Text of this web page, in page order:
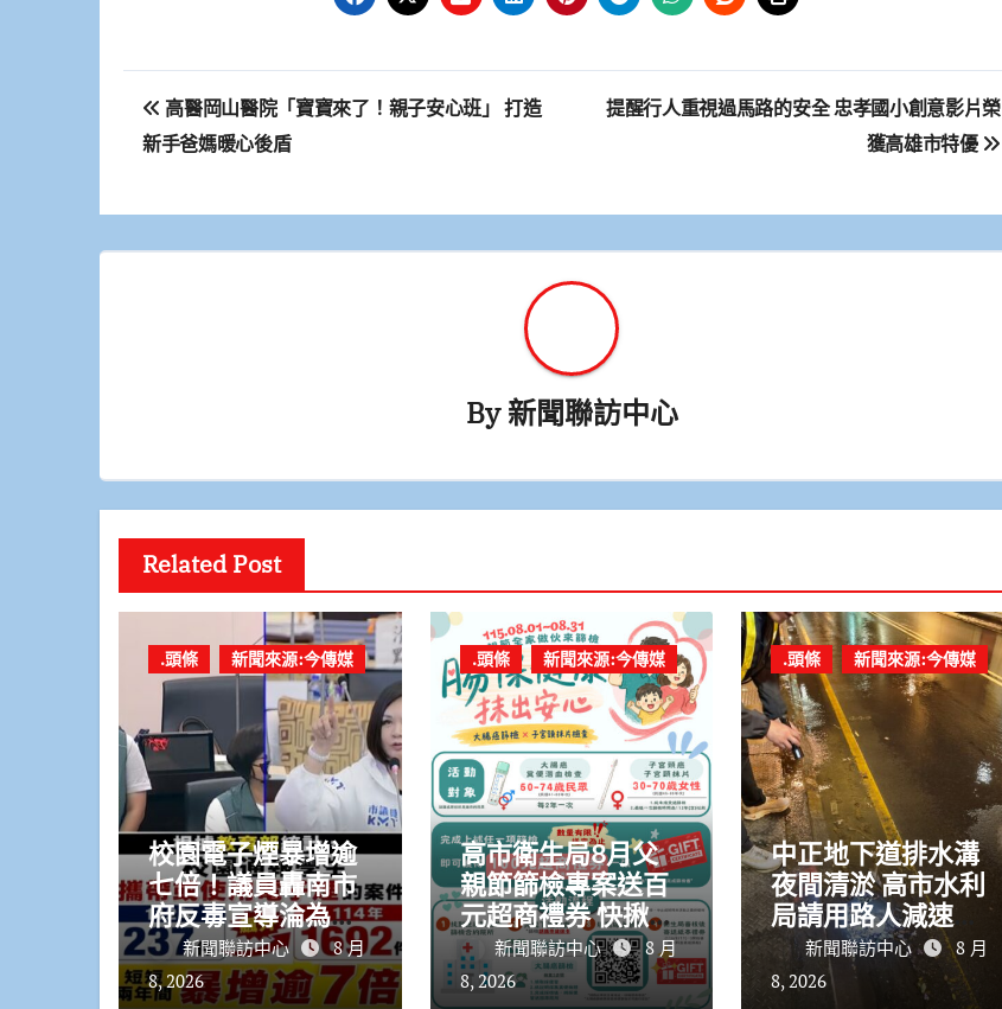
文
章
覽
高醫岡山醫院「寶寶來了！親子安心班」 打造
新手爸媽暖心後盾
提醒行人重視過馬路的安全 忠孝國小創意影片榮
獲高雄市特優
By新聞聯訪中心
Related Post
.頭條 新聞來源:今傳媒
校園電子煙暴增逾
七倍！議員轟南市
府反毒宣導淪為紙
上談兵
新聞聯訪中心
8 月
8, 2026
.頭條 新聞來源:今傳媒
高市衛生局8月父
親節篩檢專案送百
元超商禮券 快揪爸
媽一起來
新聞聯訪中心
8 月
8, 2026
.頭條 新聞來源:今傳媒
中正地下道排水溝
夜間清淤 高市水利
局請用路人減速慢
行 新聞聯訪中心
8 月
8, 2026